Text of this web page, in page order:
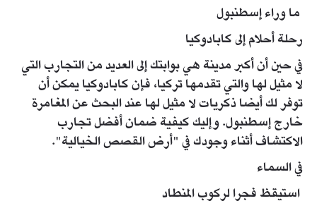
ما وراء إسطنبول
رحلة أحلام إلى كابادوكيا
في حين أن أكبر مدينة هي بوابتك إلى العديد من التجارب التي
لا مثيل لها والتي تقدمها تركيا، فإن كابادوكيا يمكن أن
توفر لك أيضا ذكريات لا مثيل لها عند البحث عن المغامرة
خارج إسطنبول. وإليك كيفية ضمان أفضل تجارب
الاكتشاف أثناء وجودك في "أرض القصص الخيالية".
في السماء
استيقظ فجرا لركوب المنطاد